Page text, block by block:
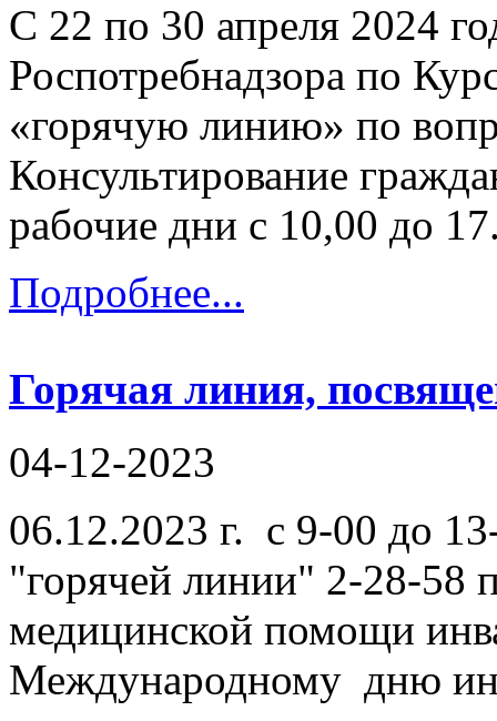
С 22 по 30 апреля 2024
Роспотребнадзора по
«горячую линию» по
Консультирование
рабочие дни с 10,00 до
Подробнее...
Горячая линия,
04-12-2023
06.12.2023 г. с 9-00 до
"горячей линии" 2-28-58
медицинской помощи
Международному дню